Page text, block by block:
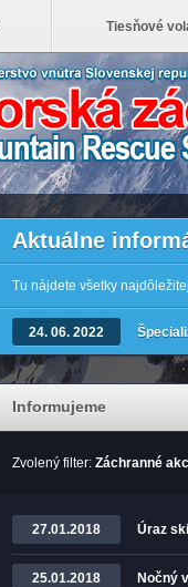
Tiesňové
Aktuálne
Tu nájdete všetky
24. 06. 2022
Informujeme
Zvolený filter: Záchranné
27.01.2018 Úraz
25.01.2018 Nočný